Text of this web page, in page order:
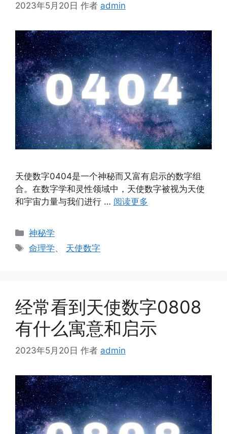
2023年5月20日 作者 admin
天使数字0404是一个神秘而又富有启示的数字组
合。在数字学和灵性领域中，天使数字被视为天使
和宇宙力量与我们进行 … 阅读更多
分
类
神秘学
标
命理学、 天使数字
经常看到天使数字0808
有什么寓意和启示
2023年5月20日 作者 admin